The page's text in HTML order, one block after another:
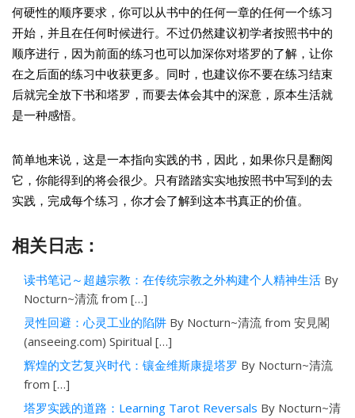
何硬性的顺序要求，你可以从书中的任何一章的任何一个练习
开始，并且在任何时候进行。不过仍然建议初学者按照书中的
顺序进行，因为前面的练习也可以加深你对塔罗的了解，让你
在之后面的练习中收获更多。同时，也建议你不要在练习结束
后就完全放下书和塔罗，而要去体会其中的深意，原本生活就
是一种感悟。
简单地来说，这是一本指向实践的书，因此，如果你只是翻阅
它，你能得到的将会很少。只有踏踏实实地按照书中写到的去
实践，完成每个练习，你才会了解到这本书真正的价值。
相关日志：
读书笔记～超越宗教：在传统宗教之外构建个人精神生活 By
Nocturn~清流 from […]
灵性回避：心灵工业的陷阱 By Nocturn~清流 from 安見閣
(anseeing.com) Spiritual […]
辉煌的文艺复兴时代：镶金维斯康提塔罗 By Nocturn~清流
from […]
塔罗实践的道路：Learning Tarot Reversals By Nocturn~清